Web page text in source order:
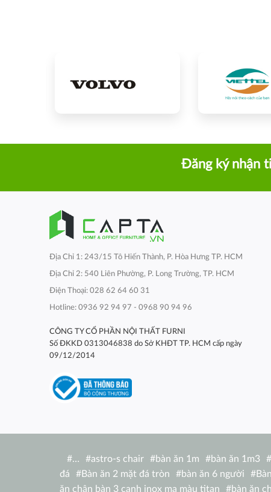
Đăng ký nhận
Địa Chỉ 1: 243/15 Tô Hiến Thành, P. Hòa Hưng TP. HCM
Địa Chỉ 2: 540 Liên Phường, P. Long Trường, TP. HCM
Điện Thoại: 028 62 64 60 31
Hotline: 0936 92 94 97 - 0968 90 94 96
CÔNG TY CỔ PHẦN NỘI THẤT FURNI
Số ĐKKD 0313046838 do Sở KHĐT TP. HCM cấp ngày
09/12/2014
#… #astro-s chair #bàn ăn 1m #bàn ăn 1m3 #
đá
#Bàn ăn 2 mặt đá tròn #bàn ăn 6 người #
ăn chân bàn 3 cạnh inox mạ màu titan
#bàn ăn